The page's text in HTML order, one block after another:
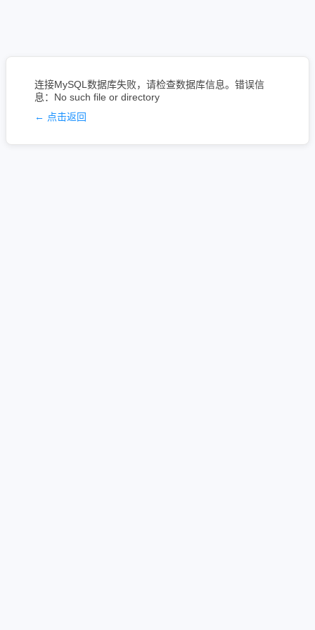
连接MySQL数据库失败，请检查数据库信息。错误信
息：No such file or directory
← 点击返回